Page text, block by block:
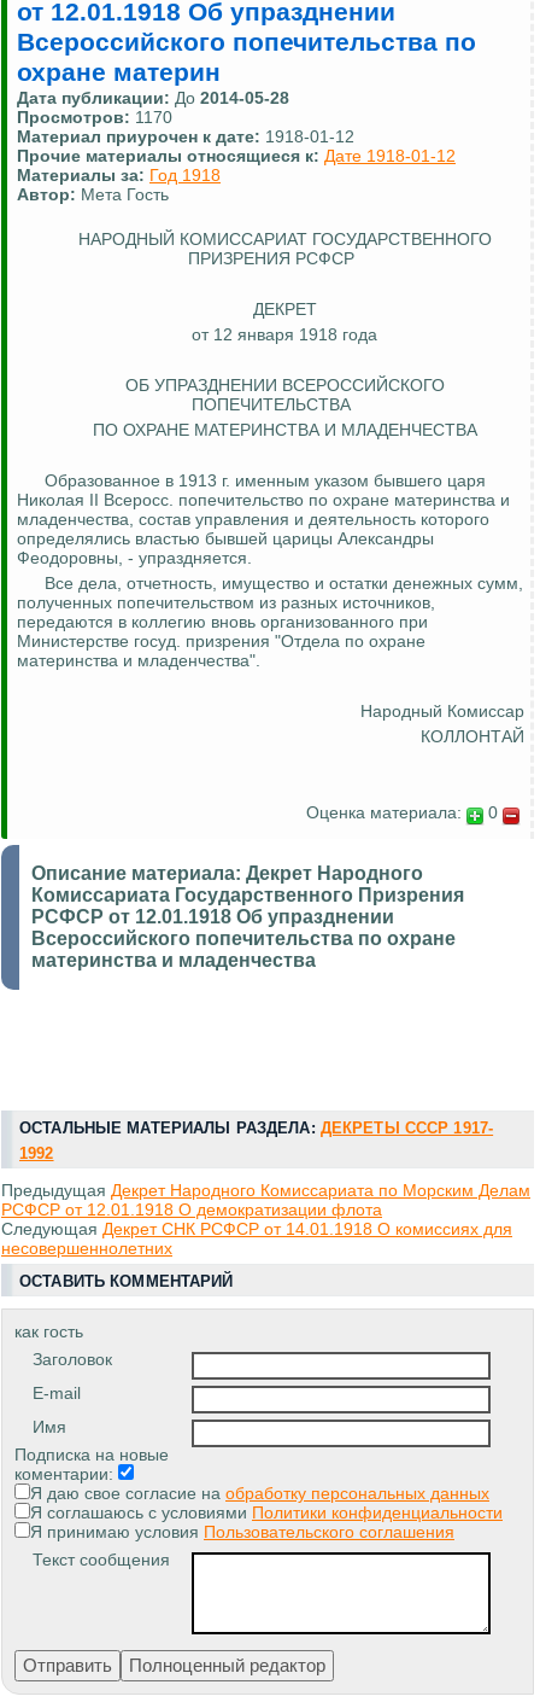
от 12.01.1918 Об упразднении
Всероссийского попечительства по
охране материн
Дата публикации: До 2014-05-28
Просмотров: 1170
Материал приурочен к дате: 1918-01-12
Прочие материалы относящиеся к: Дате 1918-01-12
Материалы за: Год 1918
Автор: Мета Гость
НАРОДНЫЙ КОМИССАРИАТ ГОСУДАРСТВЕННОГО
ПРИЗРЕНИЯ РСФСР
ДЕКРЕТ
от 12 января 1918 года
ОБ УПРАЗДНЕНИИ ВСЕРОССИЙСКОГО
ПОПЕЧИТЕЛЬСТВА
ПО ОХРАНЕ МАТЕРИНСТВА И МЛАДЕНЧЕСТВА
Образованное в 1913 г. именным указом бывшего царя
Николая II Всеросс. попечительство по охране материнства и
младенчества, состав управления и деятельность которого
определялись властью бывшей царицы Александры
Феодоровны, - упраздняется.
Все дела, отчетность, имущество и остатки денежных сумм,
полученных попечительством из разных источников,
передаются в коллегию вновь организованного при
Министерстве госуд. призрения "Отдела по охране
материнства и младенчества".
Народный Комиссар
КОЛЛОНТАЙ
Оценка материала: 0
Описание материала: Декрет Народного
Комиссариата Государственного Призрения
РСФСР от 12.01.1918 Об упразднении
Всероссийского попечительства по охране
материнства и младенчества
ОСТАЛЬНЫЕ МАТЕРИАЛЫ РАЗДЕЛА: ДЕКРЕТЫ СССР 1917-
1992
Предыдущая Декрет Народного Комиссариата по Морским Делам
РСФСР от 12.01.1918 О демократизации флота
Следующая Декрет СНК РСФСР от 14.01.1918 О комиссиях для
несовершеннолетних
ОСТАВИТЬ КОММЕНТАРИЙ
как гость
Заголовок
E-mail
Имя
Подписка на новые
коментарии:
Я даю свое согласие на обработку персональных данных
Я соглашаюсь с условиями Политики конфиденциальности
Я принимаю условия Пользовательского соглашения
Текст сообщения